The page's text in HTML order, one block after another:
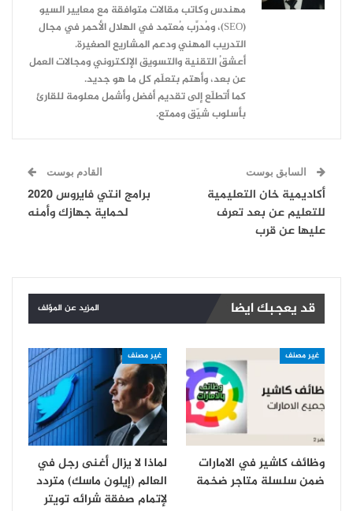
مهندس وكاتب مقالات متوافقة مع معايير السيو
(SEO)، ومُدرِّب مُعتمد في الهلال الأحمر في مجال
التدريب المهني ودعم المشاريع الصغيرة.
أعشقُ التقنية والتسويق الإلكتروني ومجالات العمل
عن بعد، وأهتم بتعلّم كل ما هو جديد.
كما أتطلّع إلى تقديم أفضل وأشمل معلومة للقارئ
بأسلوب شيّق وممتع.
السابق بوست
أكاديمية خان التعليمية
للتعليم عن بعد تعرف
عليها عن قرب
القادم بوست
برامج انتي فايروس 2020
لحماية جهازك وأمنه
قد يعجبك ايضا المزيد عن المؤلف
غير مصنف
وظائف كاشير في الامارات
ضمن سلسلة متاجر ضخمة
غير مصنف
لماذا لا يزال أغنى رجل في
العالم (إيلون ماسك) متردد
لإتمام صفقة شرائه تويتر